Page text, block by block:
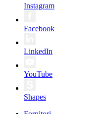
Instagram
Facebook
LinkedIn
YouTube
Shapes